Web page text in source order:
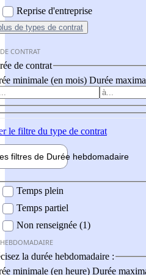
Reprise d'entreprise
de types de contrat
CONTRAT
de contrat
minimale (en mois) Durée
le filtre du type de contrat
filtres de Durée hebdomadaire
Temps plein
Temps partiel
Non renseignée (1)
la durée hebdomadaire :
minimale (en heure) Durée